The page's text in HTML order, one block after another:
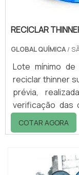
RECICLAR
GLOBAL QUÍMICA/
Lote mínimo
reciclar thinner
prévia,
verificação das
capacidade de
garante à
sobre a
como o custo
COTAR AGORA